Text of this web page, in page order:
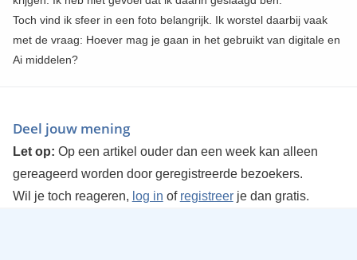
Toch vind ik sfeer in een foto belangrijk. Ik worstel daarbij vaak
met de vraag: Hoever mag je gaan in het gebruikt van digitale en
Ai middelen?
Deel jouw mening
Let op: Op een artikel ouder dan een week kan alleen
gereageerd worden door geregistreerde bezoekers.
Wil je toch reageren, log in of registreerje dan gratis.